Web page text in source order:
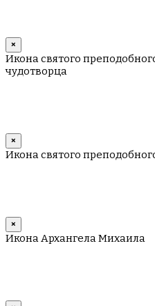
×
Икона святого
чудотворца
×
Икона святого
×
Икона Архангела Михаила